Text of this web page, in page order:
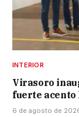
INTERIOR
Virasoro
fuerte
6 de agosto de